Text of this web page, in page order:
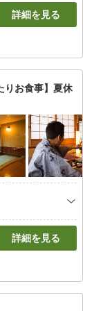
詳細を見る
りお食事】夏休
詳細を見る